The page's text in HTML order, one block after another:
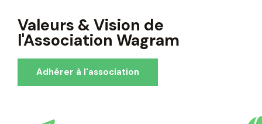
Valeurs & Vision de
l'Association Wagram
Adhérer à l'association